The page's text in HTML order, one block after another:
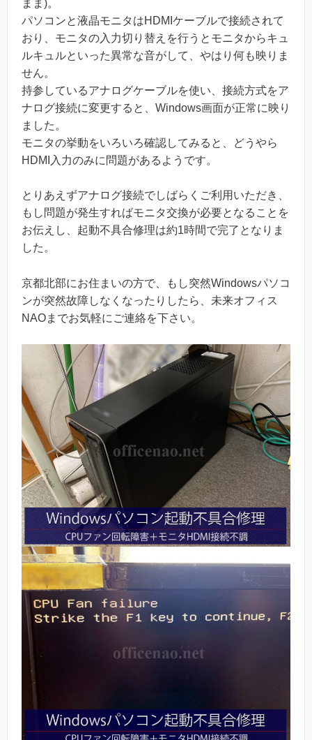
まま)。
パソコンと液晶モニタはHDMIケーブルで接続されて
おり、モニタの入力切り替えを行うとモニタからキュ
ルキュルといった異常な音がして、やはり何も映りま
せん。
持参しているアナログケーブルを使い、接続方式をア
ナログ接続に変更すると、Windows画面が正常に映り
ました。
モニタの挙動をいろいろ確認してみると、どうやら
HDMI入力のみに問題があるようです。
とりあえずアナログ接続でしばらくご利用いただき、
もし問題が発生すればモニタ交換が必要となることを
お伝えし、起動不具合修理は約1時間で完了となりま
した。
京都北部にお住まいの方で、もし突然Windowsパソコ
ンが突然故障しなくなったりしたら、未来オフィス
NAOまでお気軽にご連絡を下さい。